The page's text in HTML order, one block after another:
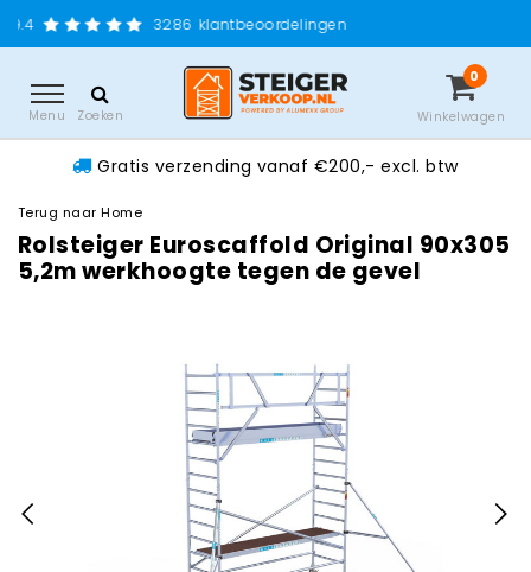
klantbeoordelingen
Menu Zoeken
0
Winkelwagen
Gratis verzending vanaf €200,- excl. btw
Terug naar Home
Rolsteiger Euroscaffold Original 90x305
5,2m werkhoogte tegen de gevel